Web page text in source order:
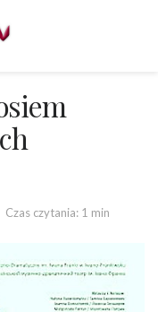
Czas czytania: 1 min